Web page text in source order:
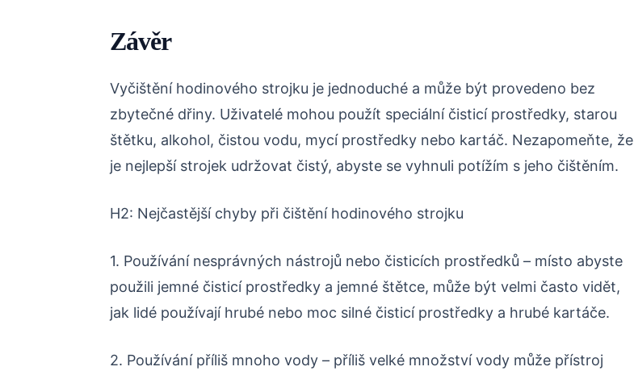
Závěr
Vyčištění hodinového strojku je jednoduché a může být provedeno bez
zbytečné dřiny. Uživatelé mohou použít speciální čisticí prostředky, starou
štětku, alkohol, čistou vodu, mycí prostředky nebo kartáč. Nezapomeňte, že
je nejlepší strojek udržovat čistý, abyste se vyhnuli potížím s jeho čištěním.
H2: Nejčastější chyby při čištění hodinového strojku
1. Používání nesprávných nástrojů nebo čisticích prostředků – místo abyste
použili jemné čisticí prostředky a jemné štětce, může být velmi často vidět,
jak lidé používají hrubé nebo moc silné čisticí prostředky a hrubé kartáče.
2. Používání příliš mnoho vody – příliš velké množství vody může přístroj